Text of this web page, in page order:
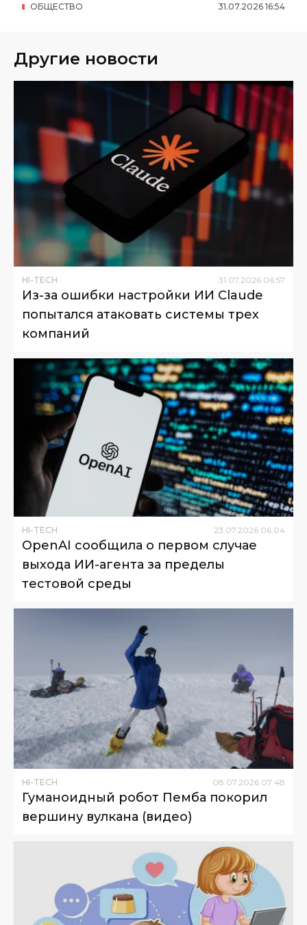
31.07.2026 16:54
ОБЩЕСТВО
Другие новости
HI-TECH 31.07.2026 06:57
Из-за ошибки настройки ИИ Claude
попытался атаковать системы трех
компаний
HI-TECH 23 07 2026 06:04
OpenAI сообщила о первом случае
выхода ИИ-агента за пределы
тестовой среды
HI-TECH 08.07.2026 07:48
Гуманоидный робот Пемба покорил
вершину вулкана (видео)